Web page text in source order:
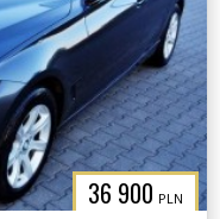
36 900 PLN